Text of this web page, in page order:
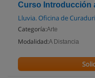
Curso Introducción
Lluvia. Oficina de
Categoría:Arte
Modalidad:A Distancia